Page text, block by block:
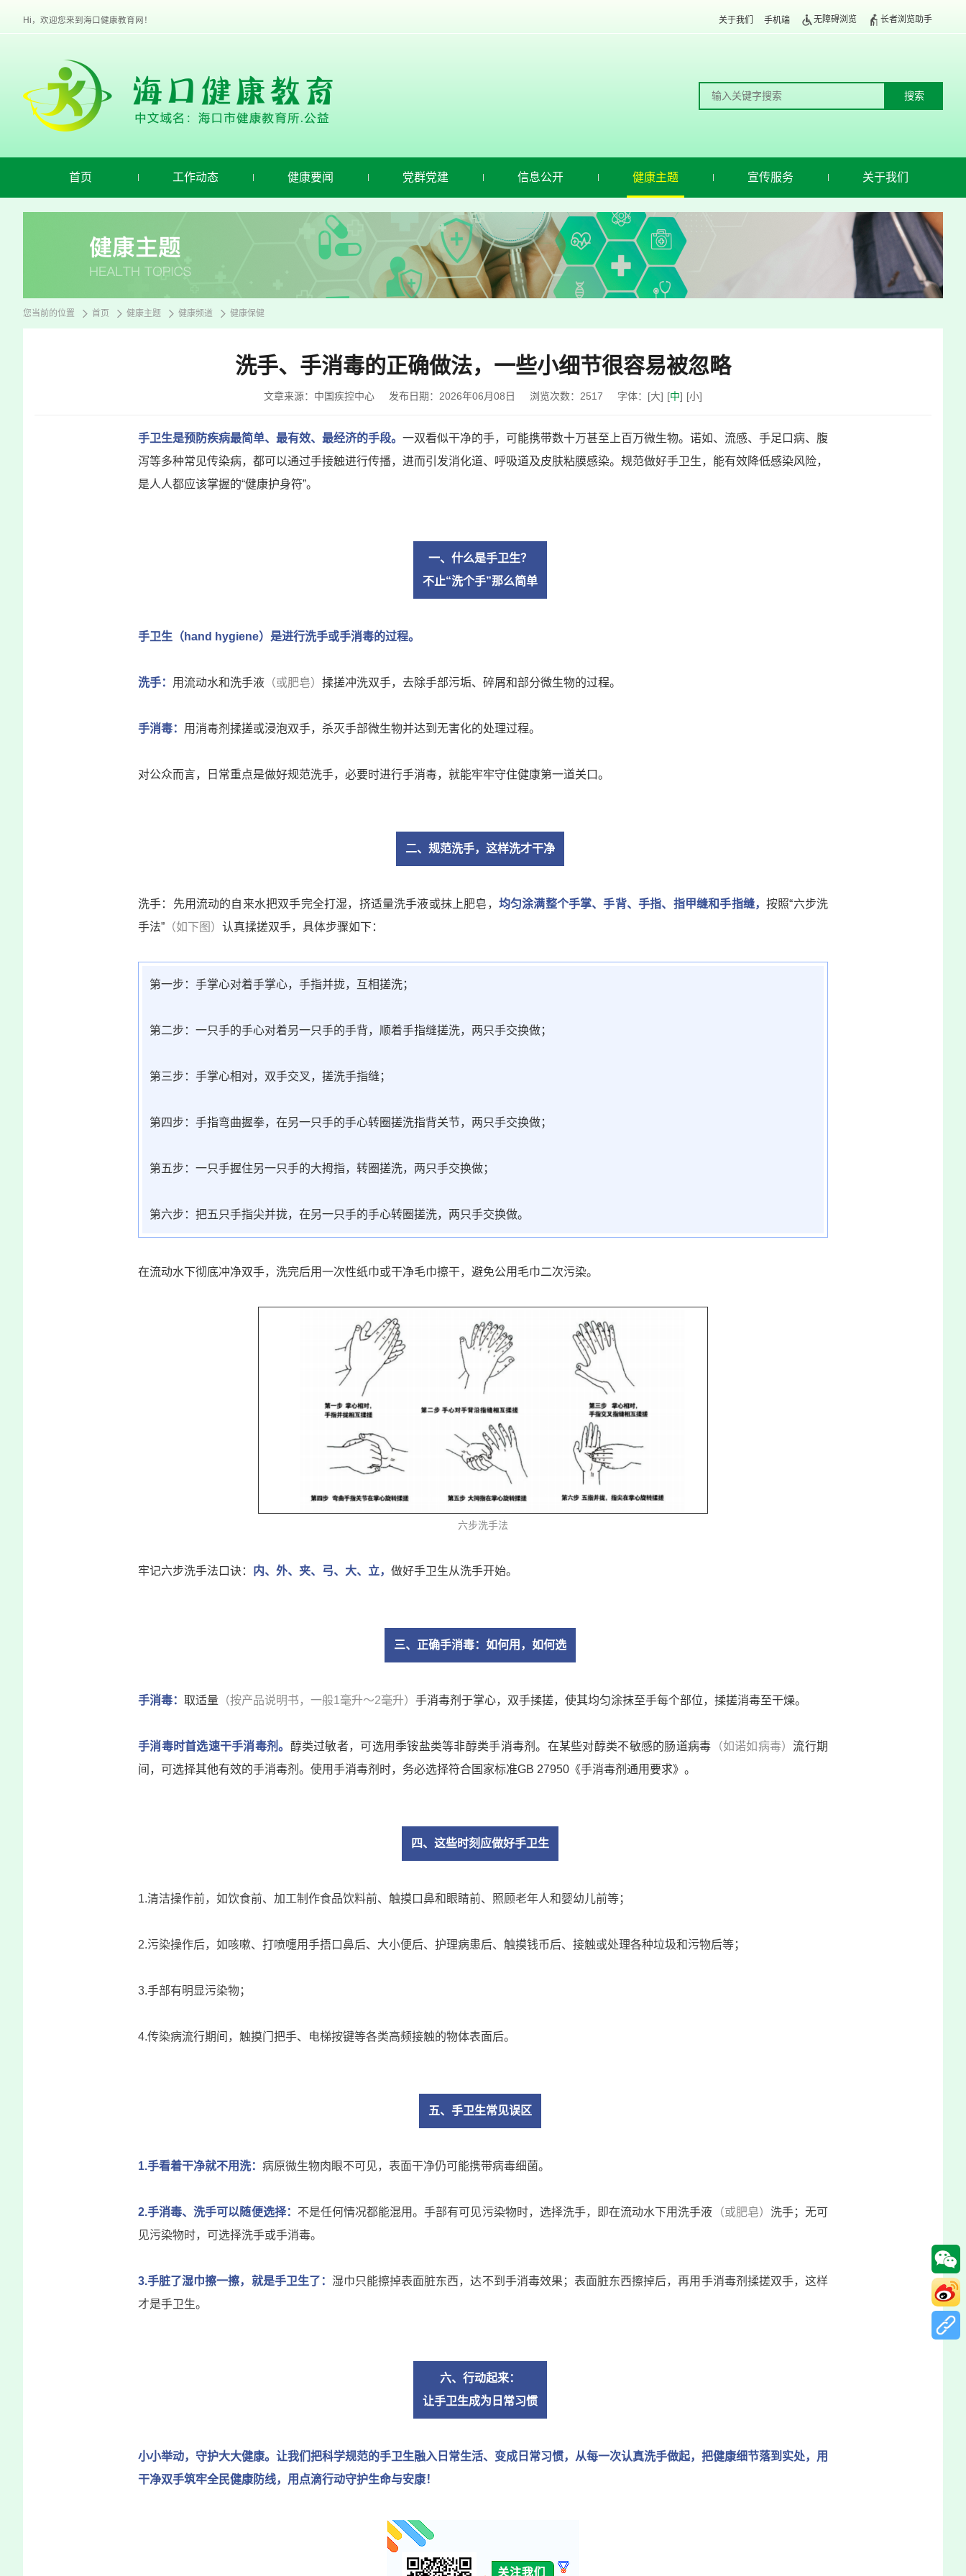
进
人
使
Hi，欢迎您来到海口健康教育网！ 关于我们 手机端 无障碍浏览 长者浏览助手
首页 工作动态 健康要闻 党群党建 信息公开 健康主题 宣传服务 关于我们
您当前的位置 首页 健康主题 健康频道 健康保健
洗手、手消毒的正确做法，一些小细节很容易被忽略
文章来源：中国疾控中心 发布日期：2026年06月08日 浏览次数： 2517 字体： [大] [中] [小]
手卫生是预防疾病最简单、最有效、最经济的手段。 一双看似干净的手，可能携带数十万甚至上百万微生物。诺如、流感、手足口病、腹
泻等多种常见传染病，都可以通过手接触进行传播，进而引发消化道、呼吸道及皮肤粘膜感染。规范做好手卫生，能有效降低感染风险，
是人人都应该掌握的“健康护身符”。
一、什么是手卫生？
不止“洗个手”那么简单
手卫生 （hand hygiene） 是进行洗手或手消毒的过程。
洗手： 用流动水和洗手液 （或肥皂） 揉搓冲洗双手，去除手部污垢、碎屑和部分微生物的过程。
手消毒： 用消毒剂揉搓或浸泡双手，杀灭手部微生物并达到无害化的处理过程。
对公众而言，日常重点是做好规范洗手，必要时进行手消毒，就能牢牢守住健康第一道关口。
二、规范洗手，这样洗才干净
洗手：先用流动的自来水把双手完全打湿，挤适量洗手液或抹上肥皂， 均匀涂满整个手掌、手背、手指、指甲缝和手指缝，按照“六步洗
手法” （如下图） 认真揉搓双手，具体步骤如下：
第一步：手掌心对着手掌心，手指并拢，互相搓洗；
第二步：一只手的手心对着另一只手的手背，顺着手指缝搓洗，两只手交换做；
第三步：手掌心相对，双手交叉，搓洗手指缝；
第四步：手指弯曲握拳，在另一只手的手心转圈搓洗指背关节，两只手交换做；
第五步：一只手握住另一只手的大拇指，转圈搓洗，两只手交换做；
第六步：把五只手指尖并拢，在另一只手的手心转圈搓洗，两只手交换做。
在流动水下彻底冲净双手，洗完后用一次性纸巾或干净毛巾擦干，避免公用毛巾二次污染。
六步洗手法
牢记六步洗手法口诀： 内、外、夹、弓、大、立， 做好手卫生从洗手开始。
三、正确手消毒：如何用，如何选
手消毒： 取适量 （按产品说明书，一般1毫升～2毫升） 手消毒剂于掌心，双手揉搓，使其均匀涂抹至手每个部位，揉搓消毒至干燥。
手消毒时首选速干手消毒剂。 醇类过敏者，可选用季铵盐类等非醇类手消毒剂。在某些对醇类不敏感的肠道病毒 （如诺如病毒）流行期
间，可选择其他有效的手消毒剂。使用手消毒剂时，务必选择符合国家标准GB 27950 《手消毒剂通用要求》。
四、这些时刻应做好手卫生
1.清洁操作前，如饮食前、加工制作食品饮料前、触摸口鼻和眼睛前、照顾老年人和婴幼儿前等；
2.污染操作后，如咳嗽、打喷嚏用手捂口鼻后、大小便后、护理病患后、触摸钱币后、接触或处理各种垃圾和污物后等；
3.手部有明显污染物；
4.传染病流行期间， 触摸门把手、电梯按键等各类高频接触的物体表面后。
五、手卫生常见误区
1.手看着干净就不用洗： 病原微生物肉眼不可见，表面干净仍可能携带病毒细菌。
2.手消毒、洗手可以随便选择： 不是任何情况都能混用。手部有可见污染物时，选择洗手，即在流动水下用洗手液 （或肥皂） 洗手；无可
见污染物时，可选择洗手或手消毒。
3.手脏了湿巾擦一擦，就是手卫生了： 湿巾只能擦掉表面脏东西，达不到手消毒效果；表面脏东西擦掉后，再用手消毒剂揉搓双手，这样
才是手卫生。
六、行动起来：
让手卫生成为日常习惯
小小举动，守护大大健康。让我们把科学规范的手卫生融入日常生活、变成日常习惯，从每一次认真洗手做起，把健康细节落到实处，用
干净双手筑牢全民健康防线，用点滴行动守护生命与安康！